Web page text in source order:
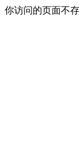
你访问的页面不